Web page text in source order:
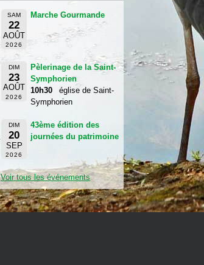
SAM
22
AOÛT
2026
Marche Gourmande
DIM
23
AOÛT
2026
Pèlerinage de la Saint-
Symphorien
10h30
église de Saint-
Symphorien
DIM
20
SEP
2026
43ème édition des
journées du patrimoine
Voir tous les événements